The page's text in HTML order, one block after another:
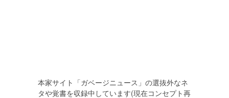
本家サイト「ガベージニュース」の選抜外なネ
タや覚書を収録中しています(現在コンセプト再